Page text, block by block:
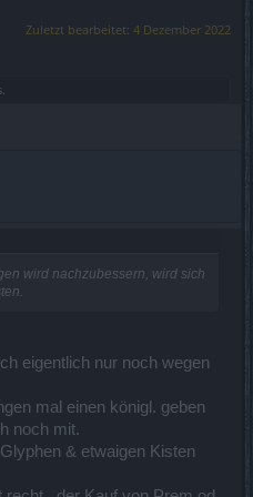
Zuletzt bearbeitet: 4 Dezember 2022
wird nachzubessern, wird sich
eigentlich nur noch wegen
mal einen königl. geben
noch mit.
& etwaigen Kisten